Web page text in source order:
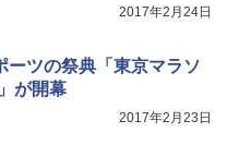
2017年2月24日
ーツの祭典「東京マラソ
が開幕
2017年2月23日